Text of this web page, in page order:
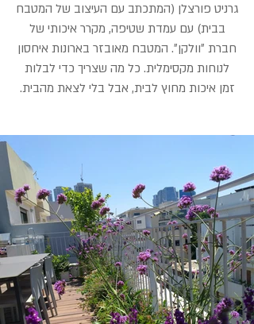
גרניט פורצלן (המתכתב עם העיצוב של המטבח
בבית) עם עמדת שטיפה, מקרר איכותי של
חברת ״וולקן״. המטבח מאובזר בארונות איחסון
לנוחות מקסימלית. כל מה שצריך כדי לבלות
זמן איכות מחוץ לבית, אבל בלי לצאת מהבית.